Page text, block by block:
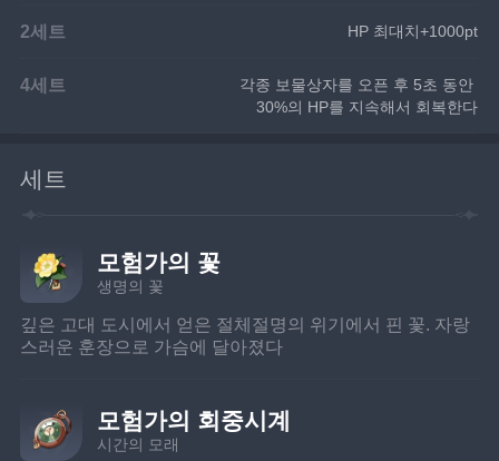
2세트 HP 최대치+1000pt
4세트
각종 보물상자를 오픈 후 5초 동안
30%의 HP를 지속해서 회복한다
세트
모험가의 꽃
생명의 꽃
깊은 고대 도시에서 얻은 절체절명의 위기에서 핀 꽃. 자랑
스러운 훈장으로 가슴에 달아졌다
모험가의 회중시계
시간의 모래